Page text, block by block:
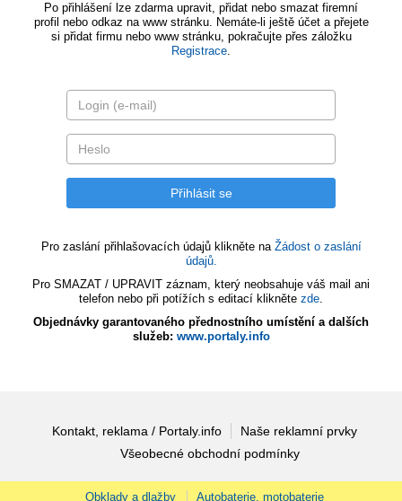
Po přihlášení lze zdarma upravit, přidat nebo smazat firemní
profil nebo odkaz na www stránku. Nemáte-li ještě účet a přejete
si přidat firmu nebo www stránku, pokračujte přes záložku
Registrace.
Pro zaslání přihlašovacích údajů klikněte na Žádost o zaslání
údajů.
Pro SMAZAT / UPRAVIT záznam, který neobsahuje váš mail ani
telefon nebo při potížích s editací klikněte zde.
Objednávky garantovaného přednostního umístění a dalších
služeb: www.portaly.info
Kontakt, reklama / Portaly.info
Naše reklamní prvky
Všeobecné obchodní podmínky
Obklady a dlažby
Autobaterie, motobaterie